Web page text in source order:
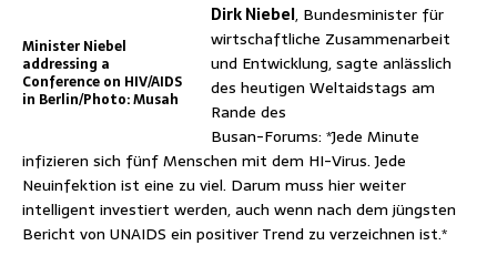
Minister Niebel
addressing a
Conference on HIV/AIDS
in Berlin/Photo: Musah
Dirk Niebel, Bundesminister für
wirtschaftliche Zusammenarbeit
und Entwicklung, sagte anlässlich
des heutigen Weltaidstags am
Rande des
Busan-Forums: *Jede Minute
infizieren sich fünf Menschen mit dem HI-Virus. Jede
Neuinfektion ist eine zu viel. Darum muss hier weiter
intelligent investiert werden, auch wenn nach dem jüngsten
Bericht von UNAIDS ein positiver Trend zu verzeichnen ist.*